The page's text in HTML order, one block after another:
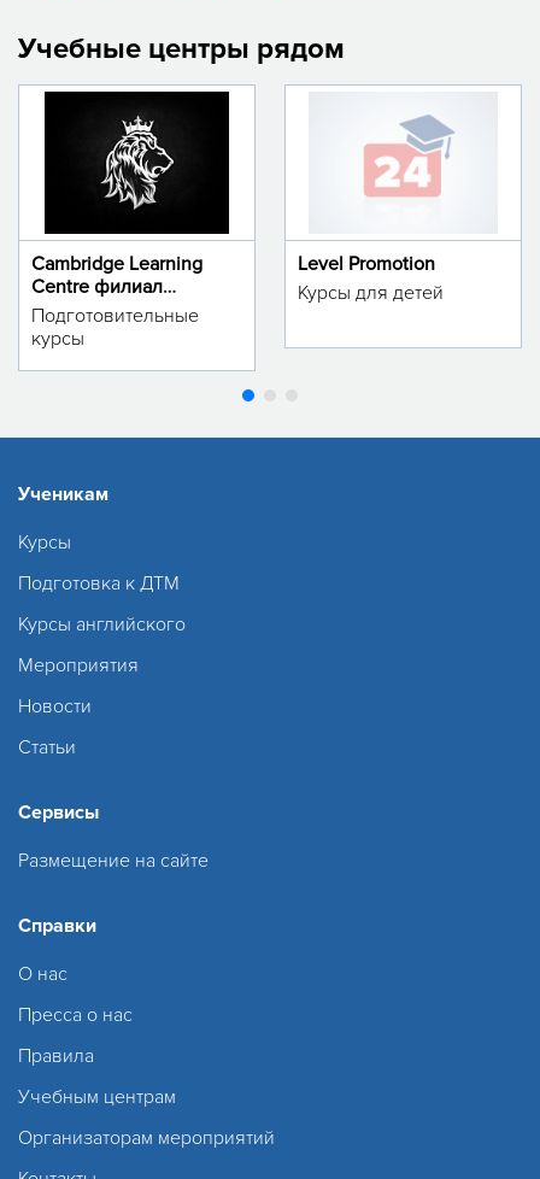
Учебные центры рядом
Cambridge Learning
Centre филиал
м.Тинчлик
Подготовительные
курсы
Level Promotion
Курсы для детей
Ученикам
Курсы
Подготовка к ДТМ
Курсы английского
Мероприятия
Новости
Статьи
Сервисы
Размещение на сайте
Справки
О нас
Пресса о нас
Правила
Учебным центрам
Организаторам мероприятий